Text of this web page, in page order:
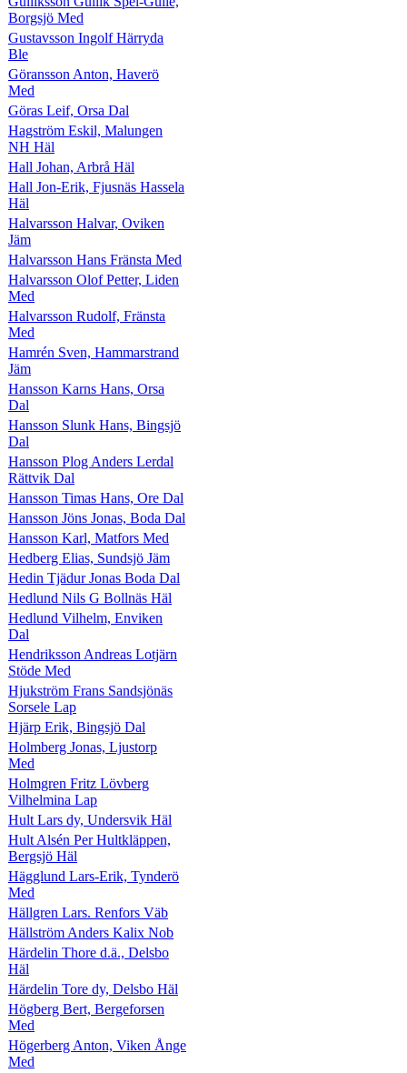
Borgsjö Med
Gustavsson Ingolf Härryda
Ble
Göransson Anton, Haverö
Med
Göras Leif, Orsa Dal
Hagström Eskil, Malungen
NH Häl
Hall Johan, Arbrå Häl
Hall Jon-Erik, Fjusnäs Hassela
Häl
Halvarsson Halvar, Oviken
Jäm
Halvarsson Hans Fränsta Med
Halvarsson Olof Petter, Liden
Med
Halvarsson Rudolf, Fränsta
Med
Hamrén Sven, Hammarstrand
Jäm
Hansson Karns Hans, Orsa
Dal
Hansson Slunk Hans, Bingsjö
Dal
Hansson Plog Anders Lerdal
Rättvik Dal
Hansson Timas Hans, Ore Dal
Hansson Jöns Jonas, Boda Dal
Hansson Karl, Matfors Med
Hedberg Elias, Sundsjö Jäm
Hedin Tjädur Jonas Boda Dal
Hedlund Nils G Bollnäs Häl
Hedlund Vilhelm, Enviken
Dal
Hendriksson Andreas Lotjärn
Stöde Med
Hjukström Frans Sandsjönäs
Sorsele Lap
Hjärp Erik, Bingsjö Dal
Holmberg Jonas, Ljustorp
Med
Holmgren Fritz Lövberg
Vilhelmina Lap
Hult Lars dy, Undersvik Häl
Hult Alsén Per Hultkläppen,
Bergsjö Häl
Hägglund Lars-Erik, Tynderö
Med
Hällgren Lars. Renfors Väb
Hällström Anders Kalix Nob
Härdelin Thore d.ä., Delsbo
Häl
Härdelin Tore dy, Delsbo Häl
Högberg Bert, Bergeforsen
Med
Högerberg Anton, Viken Ånge
Med